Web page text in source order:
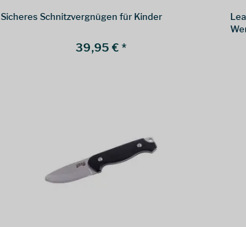
Sicheres Schnitzvergnügen für Kinder
39,95 € *